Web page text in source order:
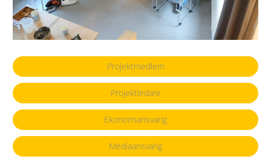
Projektmedlem
Projektledare
Ekonomiansvarig
Mediaansvarig